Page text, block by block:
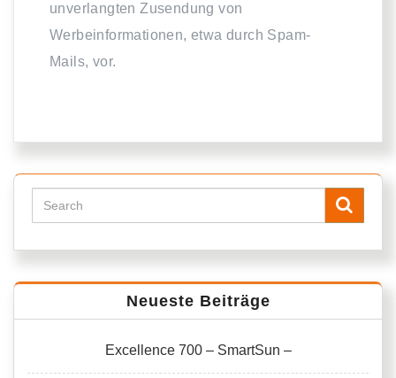
unverlangten Zusendung von
Werbeinformationen, etwa durch Spam-
Mails, vor.
Neueste Beiträge
Excellence 700 – SmartSun –